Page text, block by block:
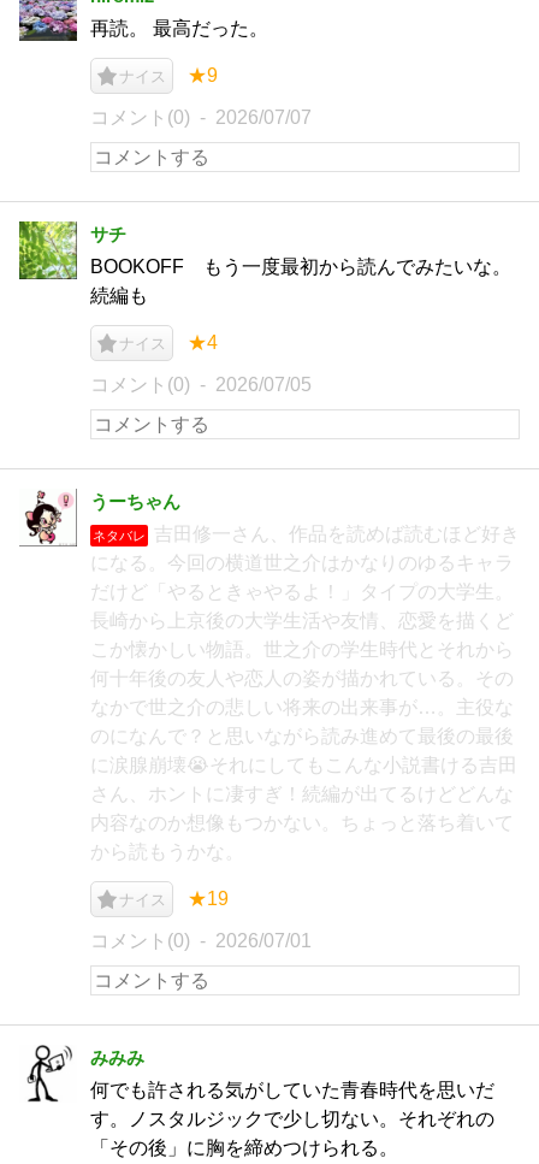
再読。 最高だった。
ナイス ★9
コメント(0) 2026/07/07
サチ
BOOKOFF もう一度最初から読んでみたいな。
続編も
ナイス ★4
コメント(0) 2026/07/05
うーちゃん
ネタバレ
吉田修一さん、作品を読めば読むほど好き
になる。今回の横道世之介はかなりのゆるキャラ
だけど「やるときゃやるよ！」タイプの大学生。
長崎から上京後の大学生活や友情、恋愛を描くど
こか懐かしい物語。世之介の学生時代とそれから
何十年後の友人や恋人の姿が描かれている。その
なかで世之介の悲しい将来の出来事が…。主役な
のになんで？と思いながら読み進めて最後の最後
に涙腺崩壊😭それにしてもこんな小説書ける吉田
さん、ホントに凄すぎ！続編が出てるけどどんな
内容なのか想像もつかない。ちょっと落ち着いて
から読もうかな。
ナイス ★19
コメント(0) 2026/07/01
みみみ
何でも許される気がしていた青春時代を思いだ
す。ノスタルジックで少し切ない。それぞれの
「その後」に胸を締めつけられる。